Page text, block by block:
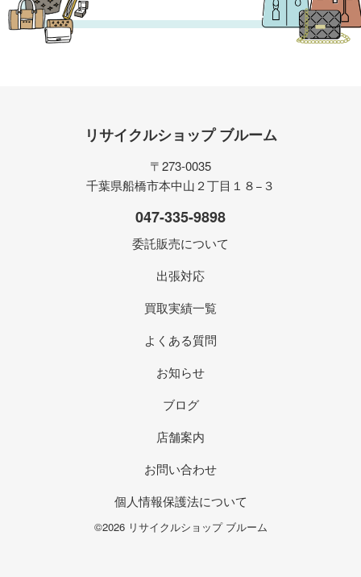
リサイクルショップ ブルーム
〒273-0035
千葉県船橋市本中山２丁目１８−３
047-335-9898
委託販売について
出張対応
買取実績一覧
よくある質問
お知らせ
ブログ
店舗案内
お問い合わせ
個人情報保護法について
©2026 リサイクルショップ ブルーム